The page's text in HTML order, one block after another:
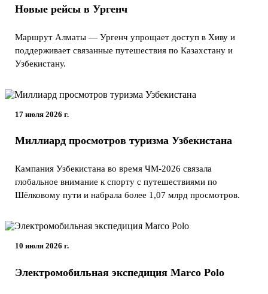
Новые рейсы в Ургенч
Маршрут Алматы — Ургенч упрощает доступ в Хиву и
поддерживает связанные путешествия по Казахстану и
Узбекистану.
17 июля 2026 г.
Миллиард просмотров туризма Узбекистана
Кампания Узбекистана во время ЧМ-2026 связала
глобальное внимание к спорту с путешествиями по
Шёлковому пути и набрала более 1,07 млрд просмотров.
10 июля 2026 г.
Электромобильная экспедиция Marco Polo